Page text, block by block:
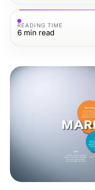
READING TIME
6 min read